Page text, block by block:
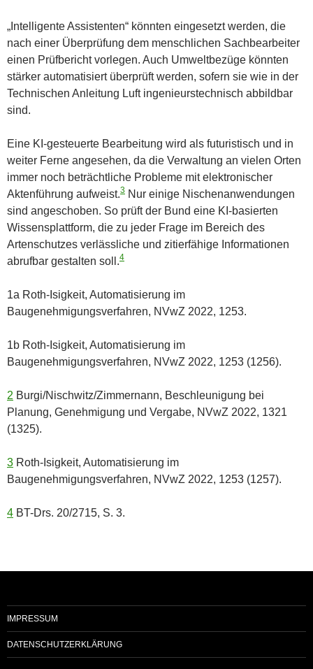
„Intelligente Assistenten“ könnten eingesetzt werden, die
nach einer Überprüfung dem menschlichen Sachbearbeiter
einen Prüfbericht vorlegen. Auch Umweltbezüge könnten
stärker automatisiert überprüft werden, sofern sie wie in der
Technischen Anleitung Luft ingenieurstechnisch abbildbar
sind.
Eine KI-gesteuerte Bearbeitung wird als futuristisch und in
weiter Ferne angesehen, da die Verwaltung an vielen Orten
immer noch beträchtliche Probleme mit elektronischer
Aktenführung aufweist.3 Nur einige Nischenanwendungen
sind angeschoben. So prüft der Bund eine KI-basierten
Wissensplattform, die zu jeder Frage im Bereich des
Artenschutzes verlässliche und zitierfähige Informationen
abrufbar gestalten soll.4
1a Roth-Isigkeit, Automatisierung im
Baugenehmigungsverfahren, NVwZ 2022, 1253.
1b Roth-Isigkeit, Automatisierung im
Baugenehmigungsverfahren, NVwZ 2022, 1253 (1256).
2 Burgi/Nischwitz/Zimmernann, Beschleunigung bei
Planung, Genehmigung und Vergabe, NVwZ 2022, 1321
(1325).
3 Roth-Isigkeit, Automatisierung im
Baugenehmigungsverfahren, NVwZ 2022, 1253 (1257).
4 BT-Drs. 20/2715, S. 3.
IMPRESSUM
DATENSCHUTZERKLÄRUNG